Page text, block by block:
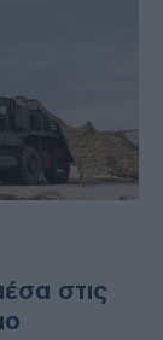
στις